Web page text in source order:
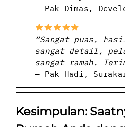
— Pak Dimas,
“Sangat puas,
sangat detail,
sangat ramah.
— Pak Hadi,
Kesimpulan: